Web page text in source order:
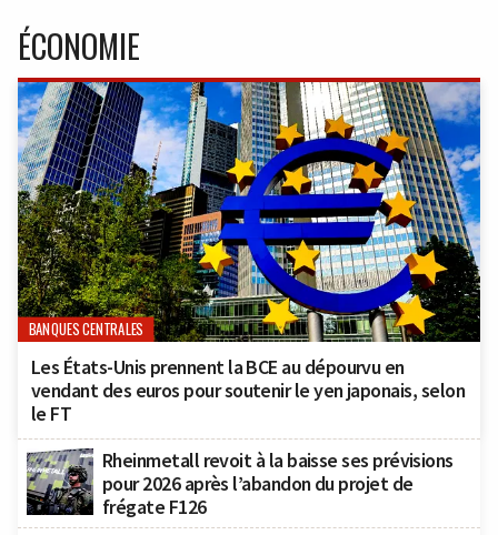
ÉCONOMIE
BANQUES CENTRALES
Les États-Unis prennent la BCE au dépourvu en
vendant des euros pour soutenir le yen japonais, selon
le FT
Rheinmetall revoit à la baisse ses prévisions
pour 2026 après l’abandon du projet de
frégate F126